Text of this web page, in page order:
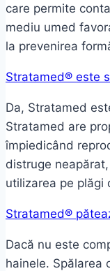
care permite
mediu umed
la prevenirea
Stratamed® este
Da, Stratamed
Stratamed are
împiedicând
distruge
utilizarea pe plăgi
Stratamed®
Dacă nu este
hainele. Spălarea